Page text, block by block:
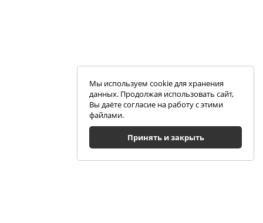
Мы используем cookie для хранения
данных. Продолжая использовать сайт,
Вы даёте согласие на работу с этими
файлами.
Принять и закрыть